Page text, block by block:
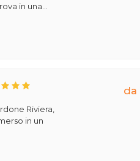
in una...
Riviera,
in un
da